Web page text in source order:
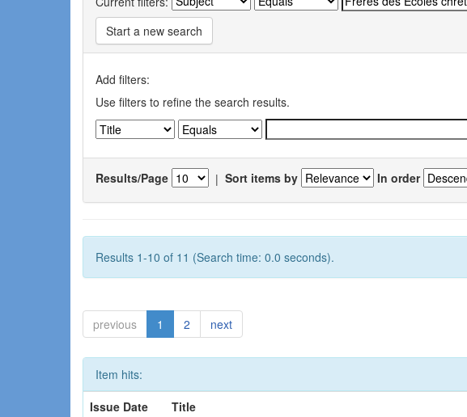
Start a new search
Add filters:
Use filters to refine the search results.
Results/Page | Sort items by In order
Results 1-10 of 11 (Search time: 0.0 seconds).
previous 1 2 next
Item hits:
Issue Date
Title